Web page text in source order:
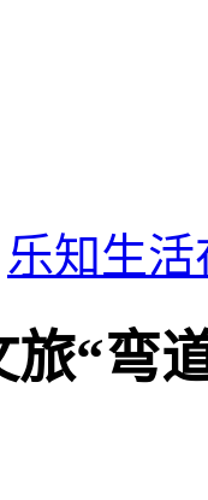
乐知生活
旅“弯